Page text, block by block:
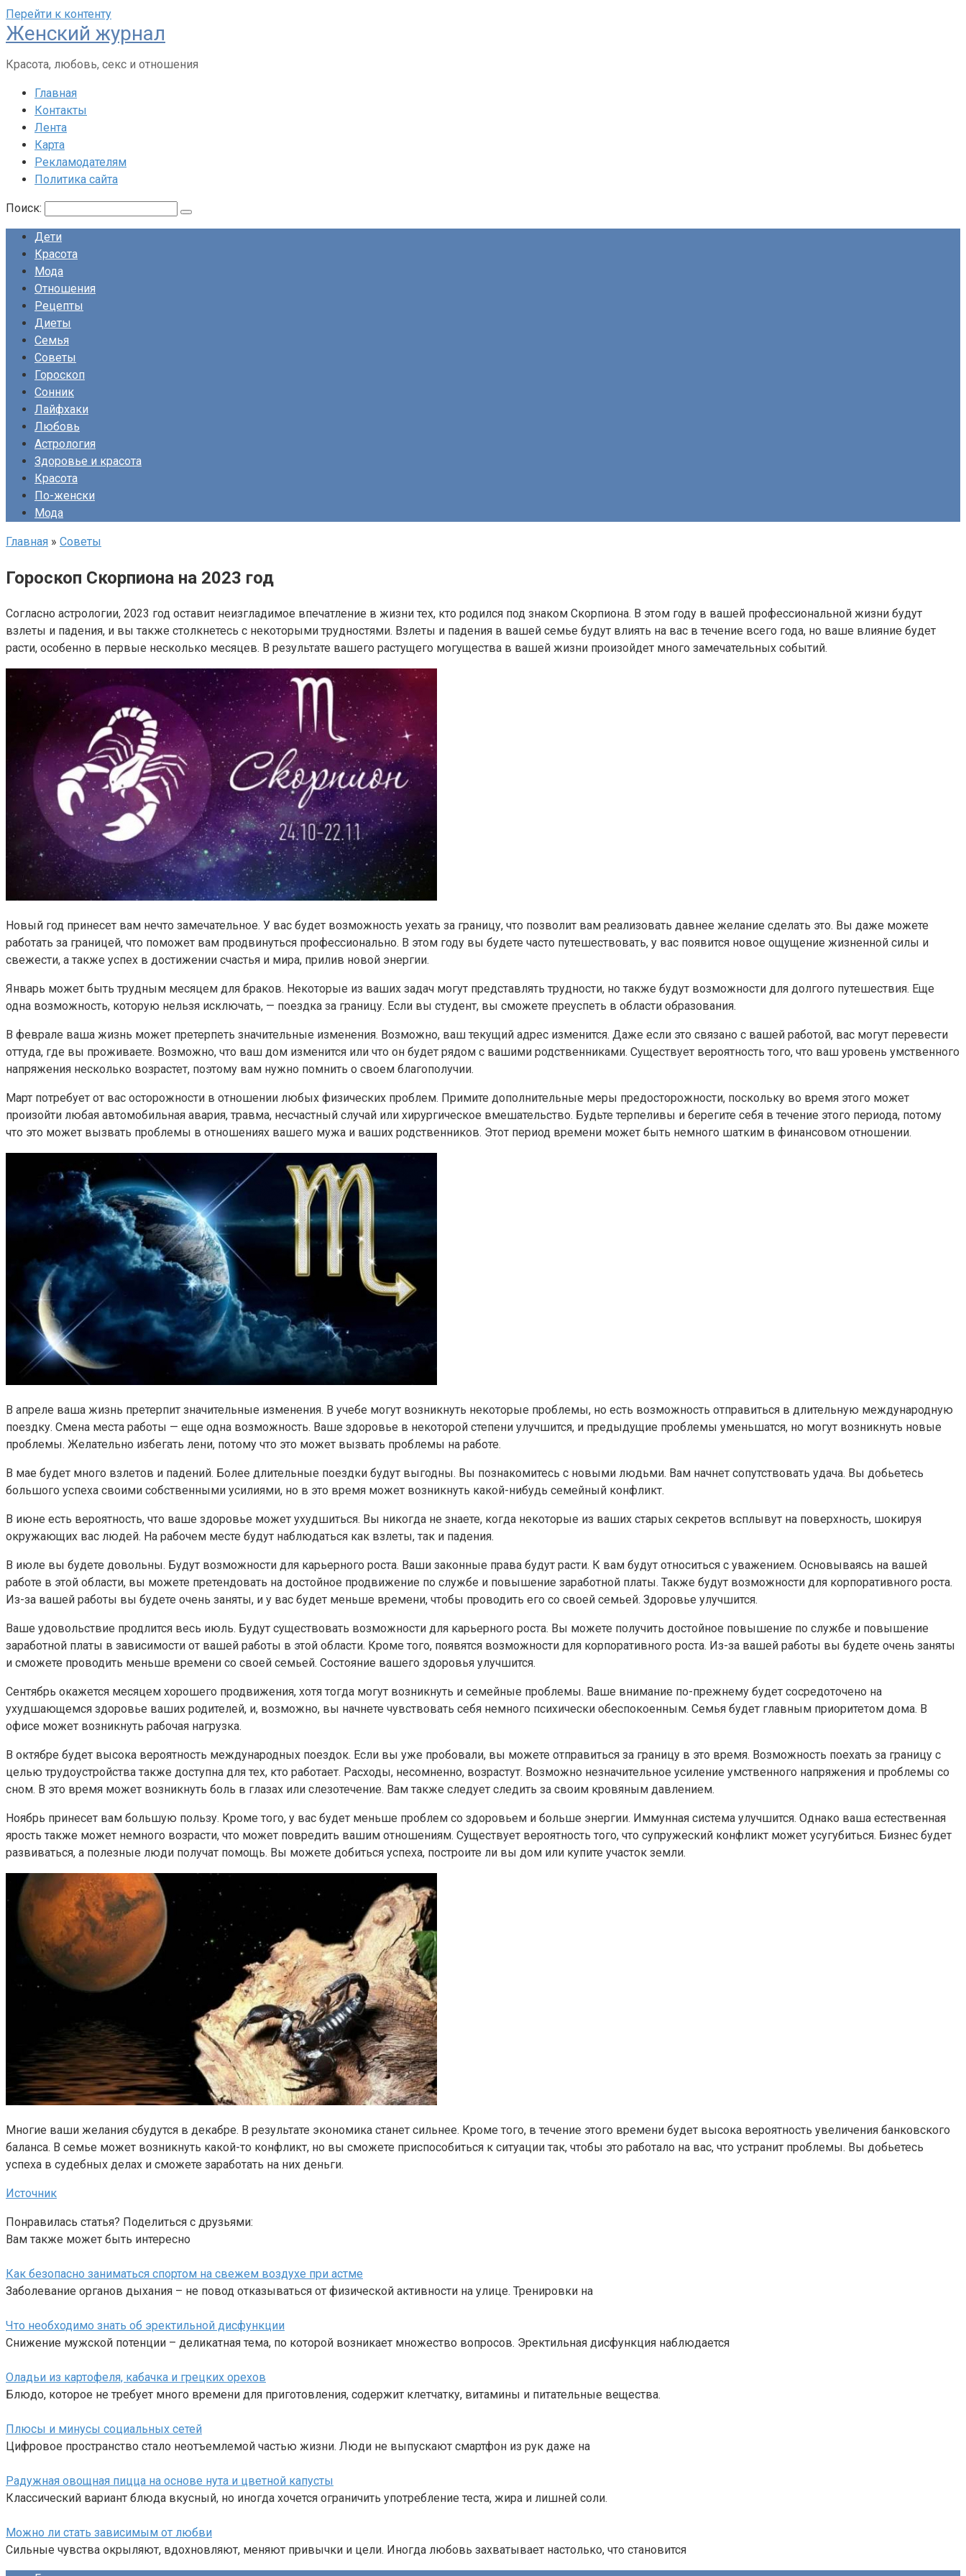
Перейти к контенту
Женский журнал
Красота, любовь, секс и отношения
Главная
Контакты
Лента
Карта
Рекламодателям
Политика сайта
Поиск:
Дети
Красота
Мода
Отношения
Рецепты
Диеты
Семья
Советы
Гороскоп
Сонник
Лайфхаки
Любовь
Астрология
Здоровье и красота
Красота
По-женски
Мода
Главная » Советы
Гороскоп Скорпиона на 2023 год
Согласно астрологии, 2023 год оставит неизгладимое впечатление в жизни тех, кто родился под знаком Скорпиона. В этом году в вашей профессиональной жизни будут
взлеты и падения, и вы также столкнетесь с некоторыми трудностями. Взлеты и падения в вашей семье будут влиять на вас в течение всего года, но ваше влияние будет
расти, особенно в первые несколько месяцев. В результате вашего растущего могущества в вашей жизни произойдет много замечательных событий.
Новый год принесет вам нечто замечательное. У вас будет возможность уехать за границу, что позволит вам реализовать давнее желание сделать это. Вы даже можете
работать за границей, что поможет вам продвинуться профессионально. В этом году вы будете часто путешествовать, у вас появится новое ощущение жизненной силы и
свежести, а также успех в достижении счастья и мира, прилив новой энергии.
Январь может быть трудным месяцем для браков. Некоторые из ваших задач могут представлять трудности, но также будут возможности для долгого путешествия. Еще
одна возможность, которую нельзя исключать, — поездка за границу. Если вы студент, вы сможете преуспеть в области образования.
В феврале ваша жизнь может претерпеть значительные изменения. Возможно, ваш текущий адрес изменится. Даже если это связано с вашей работой, вас могут перевести
оттуда, где вы проживаете. Возможно, что ваш дом изменится или что он будет рядом с вашими родственниками. Существует вероятность того, что ваш уровень умственного
напряжения несколько возрастет, поэтому вам нужно помнить о своем благополучии.
Март потребует от вас осторожности в отношении любых физических проблем. Примите дополнительные меры предосторожности, поскольку во время этого может
произойти любая автомобильная авария, травма, несчастный случай или хирургическое вмешательство. Будьте терпеливы и берегите себя в течение этого периода, потому
что это может вызвать проблемы в отношениях вашего мужа и ваших родственников. Этот период времени может быть немного шатким в финансовом отношении.
В апреле ваша жизнь претерпит значительные изменения. В учебе могут возникнуть некоторые проблемы, но есть возможность отправиться в длительную международную
поездку. Смена места работы — еще одна возможность. Ваше здоровье в некоторой степени улучшится, и предыдущие проблемы уменьшатся, но могут возникнуть новые
проблемы. Желательно избегать лени, потому что это может вызвать проблемы на работе.
В мае будет много взлетов и падений. Более длительные поездки будут выгодны. Вы познакомитесь с новыми людьми. Вам начнет сопутствовать удача. Вы добьетесь
большого успеха своими собственными усилиями, но в это время может возникнуть какой-нибудь семейный конфликт.
В июне есть вероятность, что ваше здоровье может ухудшиться. Вы никогда не знаете, когда некоторые из ваших старых секретов всплывут на поверхность, шокируя
окружающих вас людей. На рабочем месте будут наблюдаться как взлеты, так и падения.
В июле вы будете довольны. Будут возможности для карьерного роста. Ваши законные права будут расти. К вам будут относиться с уважением. Основываясь на вашей
работе в этой области, вы можете претендовать на достойное продвижение по службе и повышение заработной платы. Также будут возможности для корпоративного роста.
Из-за вашей работы вы будете очень заняты, и у вас будет меньше времени, чтобы проводить его со своей семьей. Здоровье улучшится.
Ваше удовольствие продлится весь июль. Будут существовать возможности для карьерного роста. Вы можете получить достойное повышение по службе и повышение
заработной платы в зависимости от вашей работы в этой области. Кроме того, появятся возможности для корпоративного роста. Из-за вашей работы вы будете очень заняты
и сможете проводить меньше времени со своей семьей. Состояние вашего здоровья улучшится.
Сентябрь окажется месяцем хорошего продвижения, хотя тогда могут возникнуть и семейные проблемы. Ваше внимание по-прежнему будет сосредоточено на
ухудшающемся здоровье ваших родителей, и, возможно, вы начнете чувствовать себя немного психически обеспокоенным. Семья будет главным приоритетом дома. В
офисе может возникнуть рабочая нагрузка.
В октябре будет высока вероятность международных поездок. Если вы уже пробовали, вы можете отправиться за границу в это время. Возможность поехать за границу с
целью трудоустройства также доступна для тех, кто работает. Расходы, несомненно, возрастут. Возможно незначительное усиление умственного напряжения и проблемы со
сном. В это время может возникнуть боль в глазах или слезотечение. Вам также следует следить за своим кровяным давлением.
Ноябрь принесет вам большую пользу. Кроме того, у вас будет меньше проблем со здоровьем и больше энергии. Иммунная система улучшится. Однако ваша естественная
ярость также может немного возрасти, что может повредить вашим отношениям. Существует вероятность того, что супружеский конфликт может усугубиться. Бизнес будет
развиваться, а полезные люди получат помощь. Вы можете добиться успеха, построите ли вы дом или купите участок земли.
Многие ваши желания сбудутся в декабре. В результате экономика станет сильнее. Кроме того, в течение этого времени будет высока вероятность увеличения банковского
баланса. В семье может возникнуть какой-то конфликт, но вы сможете приспособиться к ситуации так, чтобы это работало на вас, что устранит проблемы. Вы добьетесь
успеха в судебных делах и сможете заработать на них деньги.
Источник
Понравилась статья? Поделиться с друзьями:
Вам также может быть интересно
Как безопасно заниматься спортом на свежем воздухе при астме
Заболевание органов дыхания – не повод отказываться от физической активности на улице. Тренировки на
Что необходимо знать об эректильной дисфункции
Снижение мужской потенции – деликатная тема, по которой возникает множество вопросов. Эректильная дисфункция наблюдается
Оладьи из картофеля, кабачка и грецких орехов
Блюдо, которое не требует много времени для приготовления, содержит клетчатку, витамины и питательные вещества.
Плюсы и минусы социальных сетей
Цифровое пространство стало неотъемлемой частью жизни. Люди не выпускают смартфон из рук даже на
Радужная овощная пицца на основе нута и цветной капусты
Классический вариант блюда вкусный, но иногда хочется ограничить употребление теста, жира и лишней соли.
Можно ли стать зависимым от любви
Сильные чувства окрыляют, вдохновляют, меняют привычки и цели. Иногда любовь захватывает настолько, что становится